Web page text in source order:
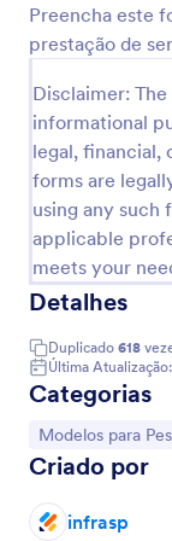
Preencha este
prestação de
Disclaimer:
informational
legal, financial,
forms are
using any
applicable
meets your
Detalhes
Duplicado 618
Última Atualização:
Categorias
Ir para Categoria:
Modelos para
Criado por
infrasp